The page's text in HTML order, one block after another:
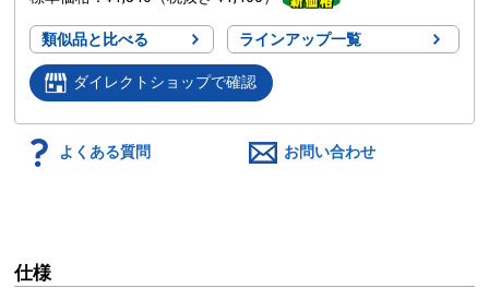
類似品と比べる ラインアップ一覧
ダイレクトショップで確認
よくある質問 お問い合わせ
仕様